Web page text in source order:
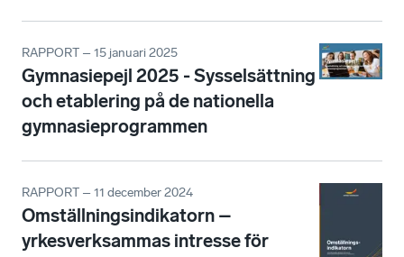
RAPPORT – 15 januari 2025
Gymnasiepejl 2025 - Sysselsättning
och etablering på de nationella
gymnasieprogrammen
RAPPORT – 11 december 2024
Omställningsindikatorn –
yrkesverksammas intresse för